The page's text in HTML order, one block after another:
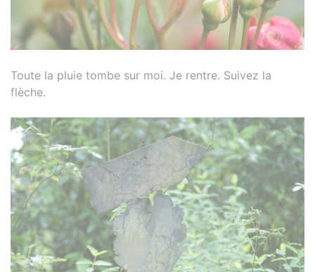
Toute la pluie tombe sur moi. Je rentre. Suivez la
flèche.